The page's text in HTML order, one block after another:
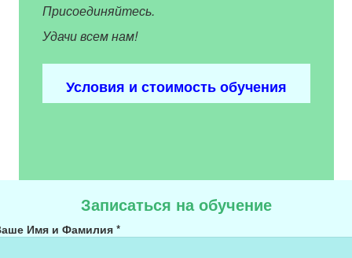
Присоединяйтесь.
Удачи всем нам!
Условия и стоимость обучения
Записаться на обучение
Имя и Фамилия*